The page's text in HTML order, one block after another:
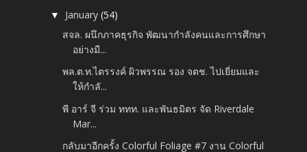
▼ January(54)
สจล. ผนึกภาคธุรกิจ พัฒนากำลังคนและการศึกษา
อย่างมื...
พล.ต.ท.ไตรรงค์ ผิวพรรณ รอง จตช. ไปเยี่ยมและ
ให้กำลั...
พี อาร์ จี ร่วม ททท. และพันธมิตร จัด Riverdale
Mar...
กลับมาอีกครั้ง Colorful Foliage #7 งาน Colorful